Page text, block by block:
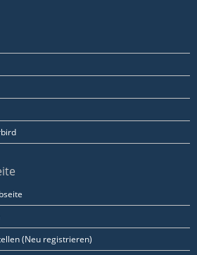
(Neu registrieren)